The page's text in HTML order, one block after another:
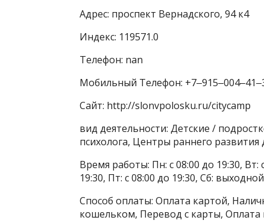
Адрес: проспект Вернадского, 94 к4
Индекс: 119571.0
Телефон: nan
Мобильный Телефон:
Сайт: http://slonvpolosku.ru/citycamp
вид деятельности: Детские /
психолога, Центры раннего
Время работы: Пн: с 08:00 до 19:30, Вт:
19:30, Пт: с 08:00 до 19:30, Сб:
Способ оплаты: Оплата картой,
кошельком, Перевод с карты, Оплата